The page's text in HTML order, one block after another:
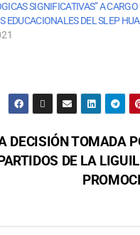
SIGNIFICATIVAS” A CARGO
EDUCACIONALES DEL SLEP
DECISIÓN TOMADA
DE LA